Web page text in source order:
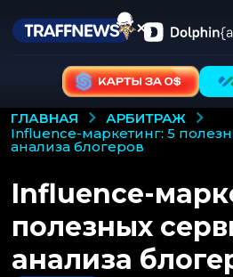
ГЛАВНАЯ
АРБИТРАЖ
influence-маркетинг: 5 полезных сервисов для
анализа блогеров
Influence-
полезных
анализа